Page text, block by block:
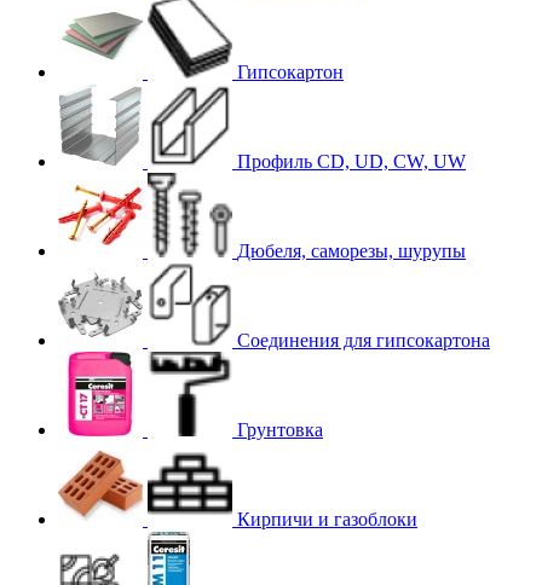
Гипсокартон
Профиль CD, UD, CW, UW
Дюбеля, саморезы, шурупы
Соединения для гипcокартона
Грунтовка
Кирпичи и газоблоки